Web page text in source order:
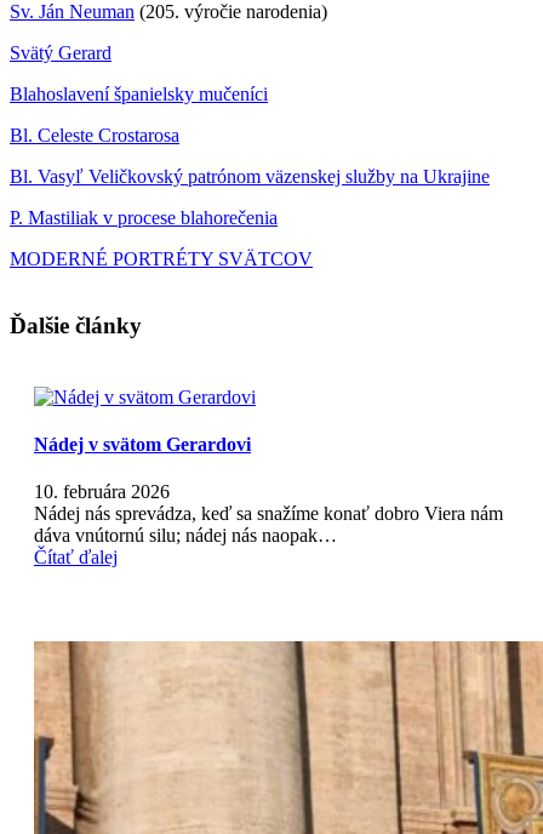
Sv. Ján Neuman (205. výročie narodenia)
Svätý Gerard
Blahoslavení španielsky mučeníci
Bl. Celeste Crostarosa
Bl. Vasyľ Veličkovský patrónom väzenskej služby na Ukrajine
P. Mastiliak v procese blahorečenia
MODERNÉ PORTRÉTY SVÄTCOV
Ďalšie články
Nádej v svätom Gerardovi
10. februára 2026
Nádej nás sprevádza, keď sa snažíme konať dobro Viera nám
dáva vnútornú silu; nádej nás naopak…
Čítať ďalej